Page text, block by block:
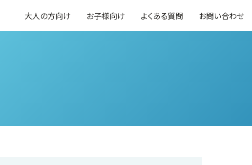
大人の方向け お子様向け よくある質問 お問い合わせ